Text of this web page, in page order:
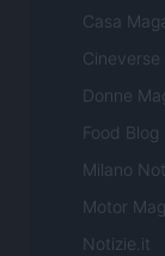
Casa
Cineverse
Donne
Food Blog
Milano
Motor
Notizie.it